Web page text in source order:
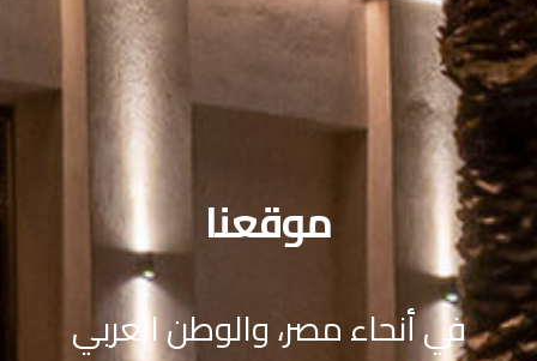
موقعنا
في أنحاء مصر، والوطن العربي